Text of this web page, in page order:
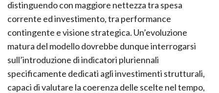
distinguendo con maggiore nettezza tra spesa
corrente ed investimento, tra performance
contingente e visione strategica. Un’evoluzione
matura del modello dovrebbe dunque interrogarsi
sull’introduzione di indicatori pluriennali
specificamente dedicati agli investimenti strutturali,
capaci di valutare la coerenza delle scelte nel tempo,